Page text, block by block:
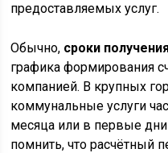
предоставляемых услуг.
Обычно, сроки
графика формирования
компанией. В крупных
коммунальные услуги
месяца или в первые
помнить, что расчётный